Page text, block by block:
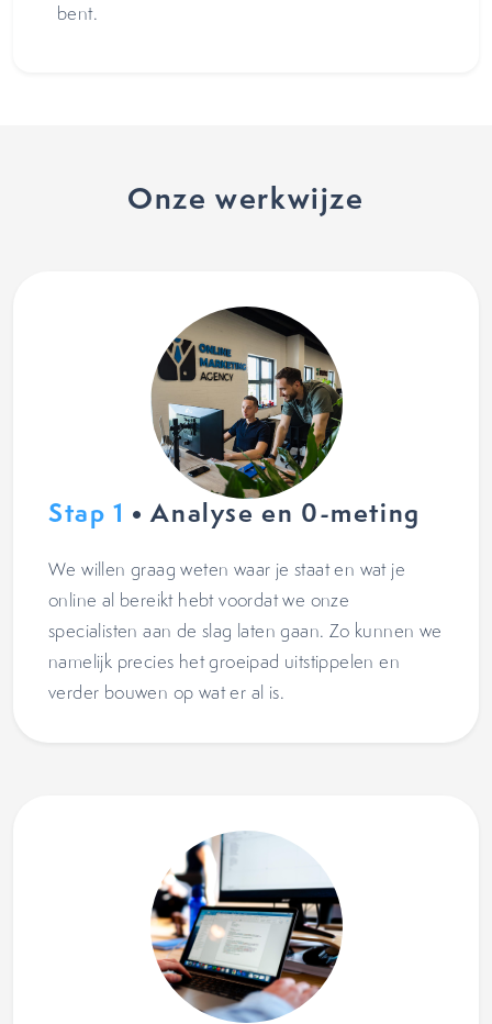
bent.
Onze werkwijze
Stap 1 • Analyse en 0-meting
We willen graag weten waar je staat en wat je
online al bereikt hebt voordat we onze
specialisten aan de slag laten gaan. Zo kunnen we
namelijk precies het groeipad uitstippelen en
verder bouwen op wat er al is.